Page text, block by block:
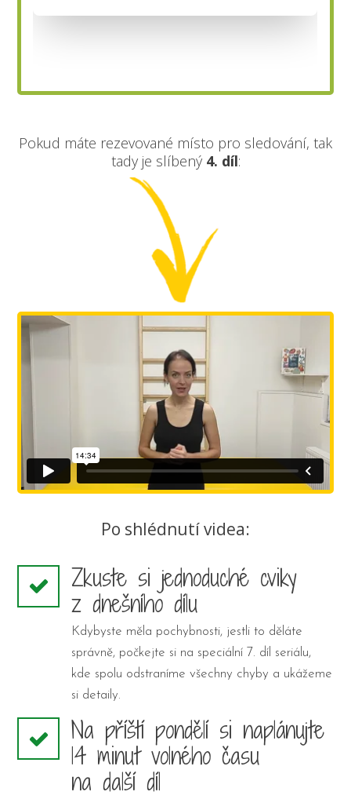
Pokud máte rezevované místo pro sledování, tak
tady je slíbený 4. díl:
Po shlédnutí videa:
Zkuste si jednoduché cviky
z dnešního dílu
Kdybyste měla pochybnosti, jestli to děláte
správně, počkejte si na speciální 7. díl seriálu,
kde spolu odstraníme všechny chyby a ukážeme
si detaily.
Na příští pondělí si naplánujte
14 minut volného času
na další díl